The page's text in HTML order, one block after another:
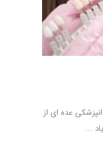
عده ای از
...